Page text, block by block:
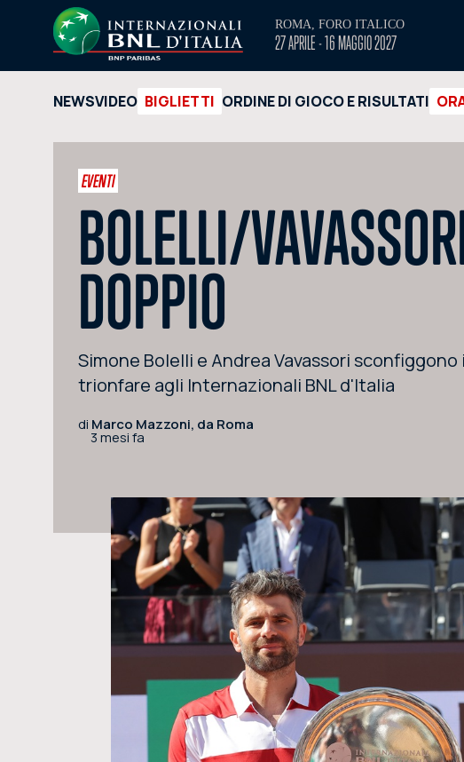
ROMA, FORO ITALICO
27 APRILE - 16 MAGGIO 2027
NEWSVIDEO BIGLIETTI ORDINE DI GIOCO E RISULTATI
EVENTI
BOLELLI/
DOPPIO
Simone Bolelli e Andrea Vavassori
trionfare agli Internazionali BNL d'Italia
di Marco Mazzoni, da Roma
3 mesi fa